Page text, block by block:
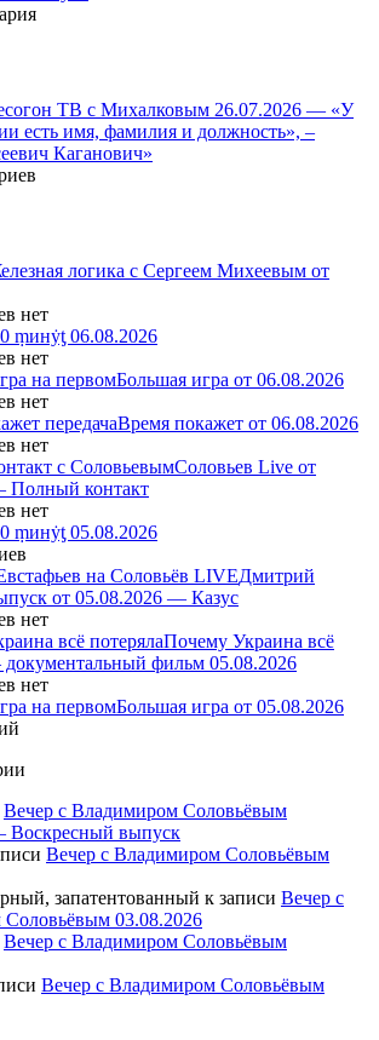
ТВ с Михалковым 26.07.2026 — «У
есть имя, фамилия и должность», –
Каганович»
логика с Сергеем Михеевым от
нет
ṃинẏƫ 06.08.2026
нет
Большая игра от 06.08.2026
нет
Время покажет от 06.08.2026
нет
Соловьев Live от
Полный контакт
нет
ṃинẏƫ 05.08.2026
Дмитрий
от 05.08.2026 — Казус
нет
Почему Украина всё
фильм 05.08.2026
нет
Большая игра от 05.08.2026
Вечер с Владимиром Соловьёвым
Воскресный выпуск
Вечер с Владимиром Соловьёвым
запатентованный к записи Вечер с
03.08.2026
Вечер с Владимиром Соловьёвым
Вечер с Владимиром Соловьёвым